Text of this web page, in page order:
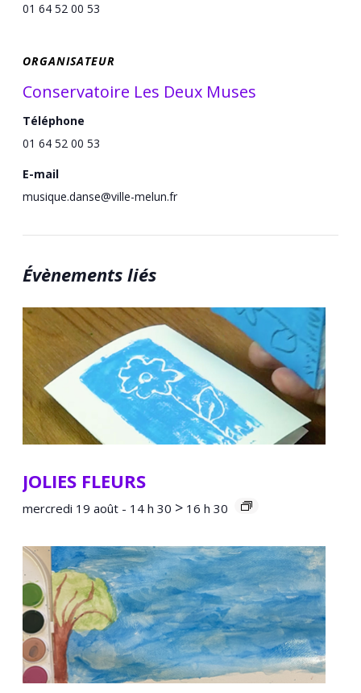
01 64 52 00 53
ORGANISATEUR
Conservatoire Les Deux Muses
Téléphone
01 64 52 00 53
E-mail
musique.danse@ville-melun.fr
Évènements liés
JOLIES FLEURS
mercredi 19 août - 14 h 30 > 16 h 30